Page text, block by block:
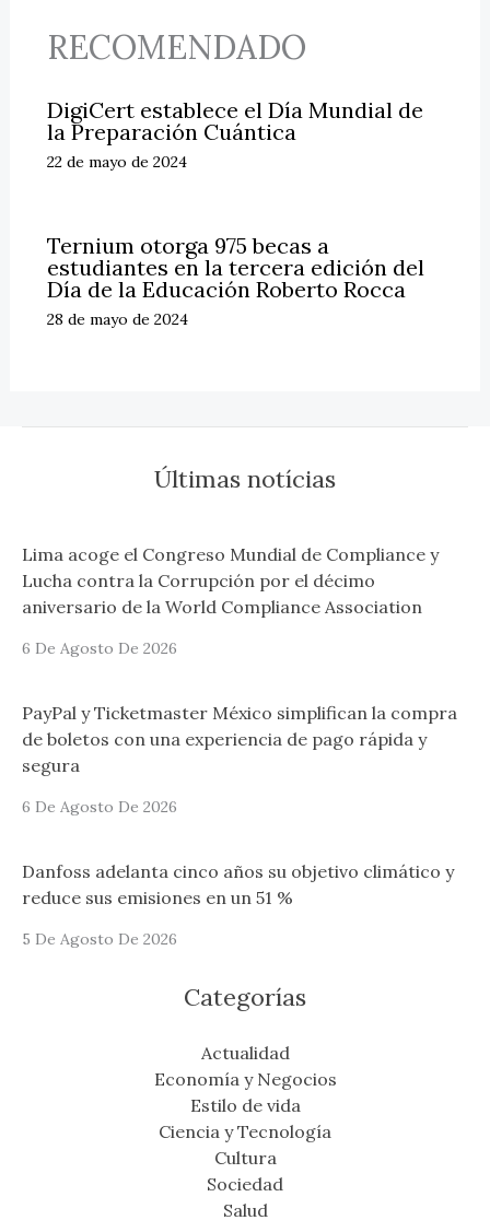
RECOMENDADO
DigiCert establece el Día Mundial de
la Preparación Cuántica
22 de mayo de 2024
Ternium otorga 975 becas a
estudiantes en la tercera edición del
Día de la Educación Roberto Rocca
28 de mayo de 2024
Últimas notícias
Lima acoge el Congreso Mundial de Compliance y
Lucha contra la Corrupción por el décimo
aniversario de la World Compliance Association
6 De Agosto De 2026
PayPal y Ticketmaster México simplifican la compra
de boletos con una experiencia de pago rápida y
segura
6 De Agosto De 2026
Danfoss adelanta cinco años su objetivo climático y
reduce sus emisiones en un 51 %
5 De Agosto De 2026
Categorías
Actualidad
Economía y Negocios
Estilo de vida
Ciencia y Tecnología
Cultura
Sociedad
Salud